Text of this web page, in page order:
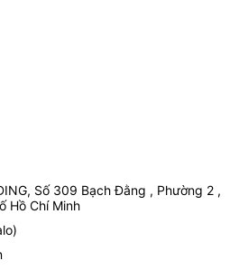
Số 309 Bạch Đằng , Phường 2 ,
Hồ Chí Minh